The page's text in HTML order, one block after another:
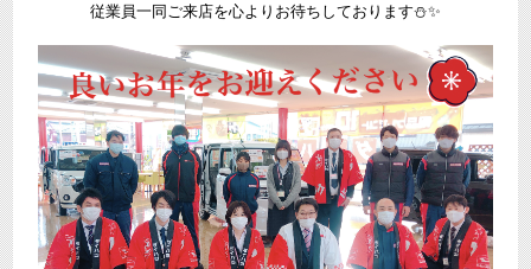
従業員一同ご来店を心よりお待ちしております⛄✨